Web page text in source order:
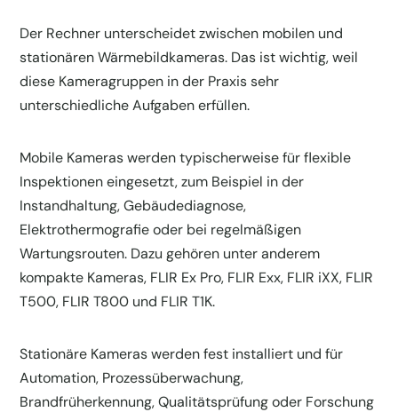
Der Rechner unterscheidet zwischen mobilen und
stationären Wärmebildkameras. Das ist wichtig, weil
diese Kameragruppen in der Praxis sehr
unterschiedliche Aufgaben erfüllen.
Mobile Kameras werden typischerweise für flexible
Inspektionen eingesetzt, zum Beispiel in der
Instandhaltung, Gebäudediagnose,
Elektrothermografie oder bei regelmäßigen
Wartungsrouten. Dazu gehören unter anderem
kompakte Kameras, FLIR Ex Pro, FLIR Exx, FLIR iXX, FLIR
T500, FLIR T800 und FLIR T1K.
Stationäre Kameras werden fest installiert und für
Automation, Prozessüberwachung,
Brandfrüherkennung, Qualitätsprüfung oder Forschung